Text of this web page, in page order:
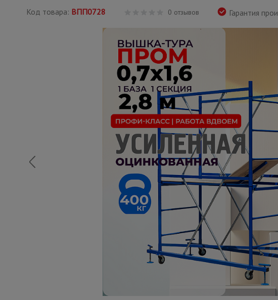
Строительные подъемники
Грузоподъемное оборудование
Мусоропровод строительный
Фанера ламинированная
Опалубка
Вибротехника для строительства
Оборудование для работы с арматурой
Оборудование для бетонных работ
Техника для склада
Тачки строительные и садовые
Лестницы и стремянки
Штукатурные комплекты
Тепловые пушки
Металл и металлообработка
Код товара: ВПП0728 0 отзывов Гарантия